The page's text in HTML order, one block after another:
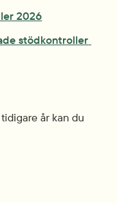
2026pdf, 1 MB.
stödkontroller
år kan du